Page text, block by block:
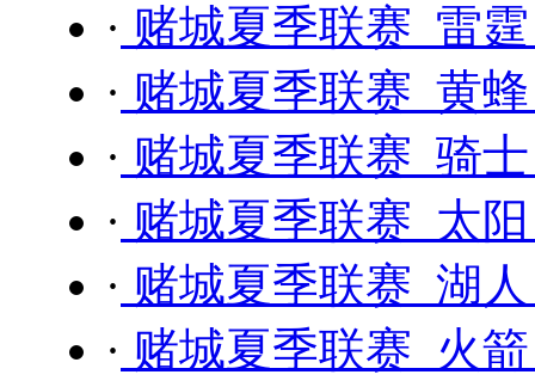
· 赌城夏季联赛 雷
· 赌城夏季联赛 黄
· 赌城夏季联赛 骑
· 赌城夏季联赛 太
· 赌城夏季联赛 湖
· 赌城夏季联赛 火